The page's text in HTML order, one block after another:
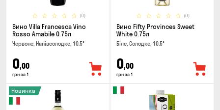
(0)
Вино Villa Francesca Vino
Rosso Amabile 0.75л
Червоне, Напівсолодке, 10.5°
0,00
грн за 1
(0)
Вино Fifty Provinces Sweet
White 0.75л
Біле, Солодке, 10.5°
0,00
грн за 1
Новинка